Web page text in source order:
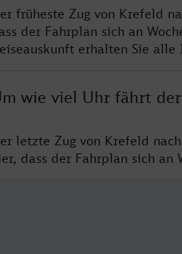
früheste Zug von Krefeld
der Fahrplan sich an
erhalten Sie
wie viel Uhr fährt
letzte Zug von Krefeld
dass der Fahrplan sich an